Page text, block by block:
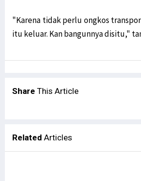
"Karena tidak perlu ongkos
itu keluar. Kan bangunnya disitu,"
Share This Article
Related Articles